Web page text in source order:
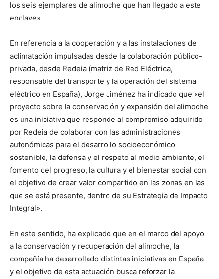
los seis ejemplares de alimoche que han llegado a este
enclave».
En referencia a la cooperación y a las instalaciones de
aclimatación impulsadas desde la colaboración público-
privada, desde Redeia (matriz de Red Eléctrica,
responsable del transporte y la operación del sistema
eléctrico en España), Jorge Jiménez ha indicado que «el
proyecto sobre la conservación y expansión del alimoche
es una iniciativa que responde al compromiso adquirido
por Redeia de colaborar con las administraciones
autonómicas para el desarrollo socioeconómico
sostenible, la defensa y el respeto al medio ambiente, el
fomento del progreso, la cultura y el bienestar social con
el objetivo de crear valor compartido en las zonas en las
que se está presente, dentro de su Estrategia de Impacto
Integral».
En este sentido, ha explicado que en el marco del apoyo
a la conservación y recuperación del alimoche, la
compañía ha desarrollado distintas iniciativas en España
y el objetivo de esta actuación busca reforzar la